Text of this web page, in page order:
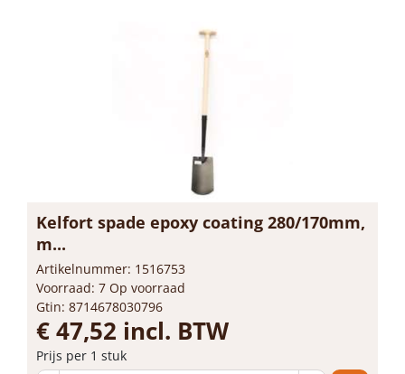
Kelfort spade epoxy coating 280/170mm,
m...
Artikelnummer: 1516753
Voorraad: 7 Op voorraad
Gtin: 8714678030796
€ 47,52 incl. BTW
Prijs per 1 stuk